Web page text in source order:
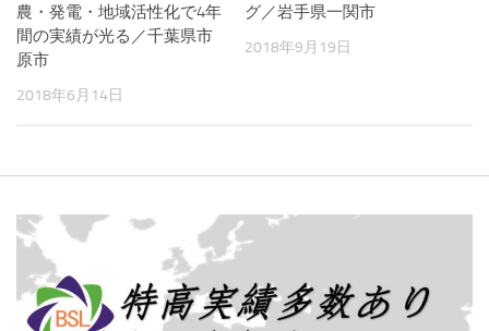
農・発電・地域活性化で4年
間の実績が光る／千葉県市
原市
2018年6月14日
グ／岩手県一関市
2018年9月19日